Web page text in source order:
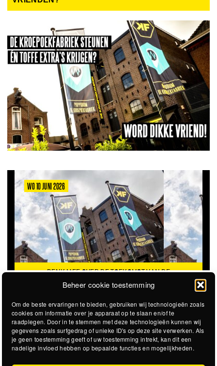
Beheer cookie toestemming
Om de beste ervaringen te bieden, gebruiken wij technologieën zoals
cookies om informatie over je apparaat op te slaan en/of te
raadplegen. Door in te stemmen met deze technologieën kunnen wij
gegevens zoals surfgedrag of unieke ID's op deze site verwerken. Als
je geen toestemming geeft of uw toestemming intrekt, kan dit een
nadelige invloed hebben op bepaalde functies en mogelijkheden.
WO 10 JUNI 2026
DENK MEE OVER DE TOEKOMST VAN DE
KROEPOEKFABRIEK